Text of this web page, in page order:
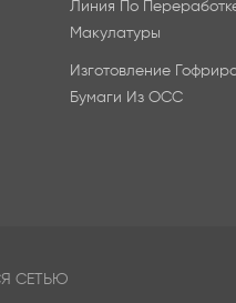
Линия По
Макулатуры
Изготовление
Бумаги Из OCC
СЕТЬЮ